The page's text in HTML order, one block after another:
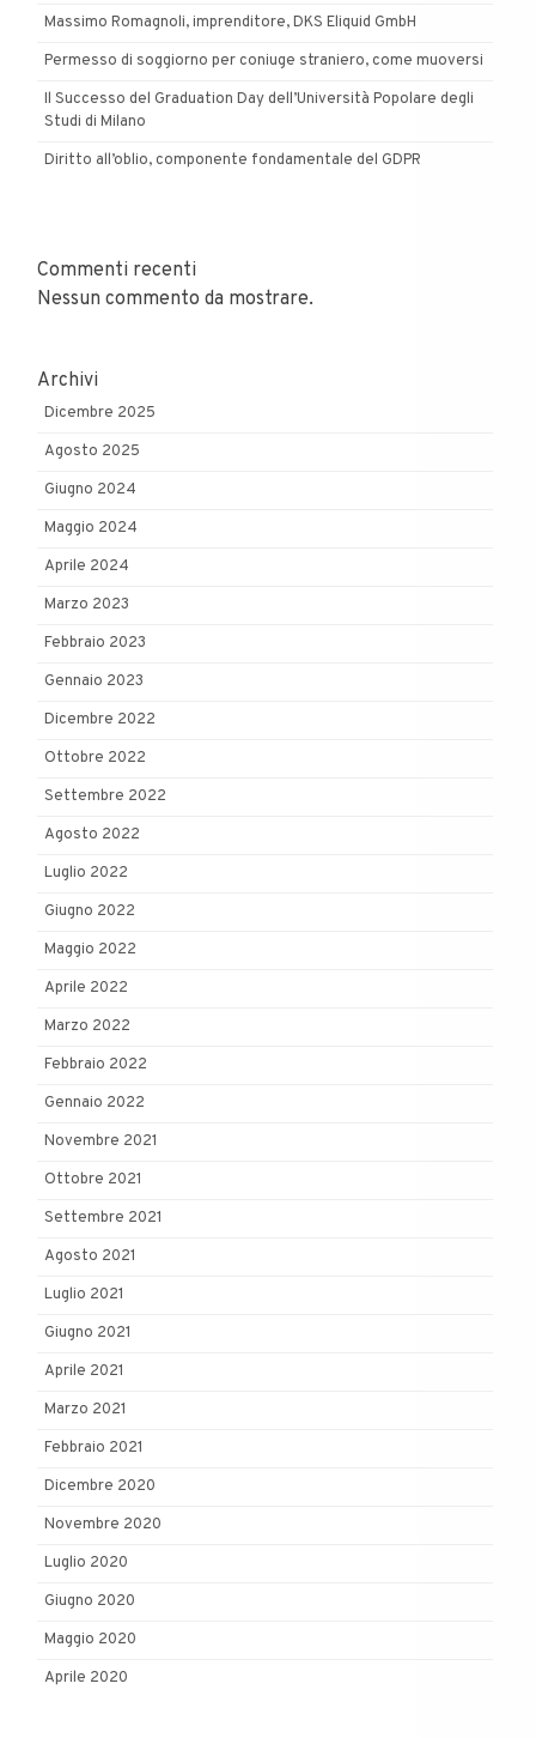
Massimo Romagnoli, imprenditore, DKS Eliquid GmbH
Permesso di soggiorno per coniuge straniero, come muoversi
Il Successo del Graduation Day dell’Università Popolare degli
Studi di Milano
Diritto all’oblio, componente fondamentale del GDPR
Commenti recenti
Nessun commento da mostrare.
Archivi
Dicembre 2025
Agosto 2025
Giugno 2024
Maggio 2024
Aprile 2024
Marzo 2023
Febbraio 2023
Gennaio 2023
Dicembre 2022
Ottobre 2022
Settembre 2022
Agosto 2022
Luglio 2022
Giugno 2022
Maggio 2022
Aprile 2022
Marzo 2022
Febbraio 2022
Gennaio 2022
Novembre 2021
Ottobre 2021
Settembre 2021
Agosto 2021
Luglio 2021
Giugno 2021
Aprile 2021
Marzo 2021
Febbraio 2021
Dicembre 2020
Novembre 2020
Luglio 2020
Giugno 2020
Maggio 2020
Aprile 2020